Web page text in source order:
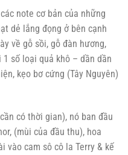
note cơ bản của những
dẻ lắng đọng ở bên cạnh
về gỗ sồi, gỗ đàn hương,
số loại quả khô – dần dần
kẹo bơ cứng (Tây Nguyên)
có thời gian), nó ban đầu
(mùi của đầu thu), hoa
vào cam sô cô la Terry & kế